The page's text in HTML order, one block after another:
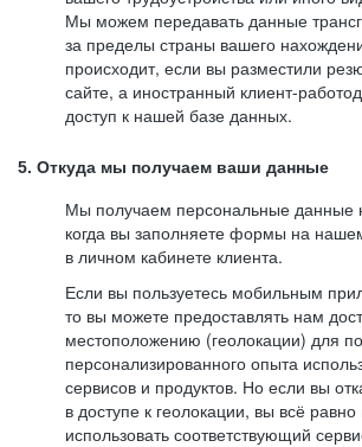
Мы можем передавать данные
за пределы страны вашего
происходит, если вы разместили
сайте, а иностранный клиент-
доступ к нашей базе данных.
5. Откуда мы получаем ваши данные
Мы получаем персональные данные
когда вы заполняете формы на
в личном кабинете клиента.
Если вы пользуетесь мобильным
то вы можете предоставлять нам
местоположению (геолокации) для
персонализированного опыта
сервисов и продуктов. Но если вы
в доступе к геолокации, вы всё
использовать соответствующий